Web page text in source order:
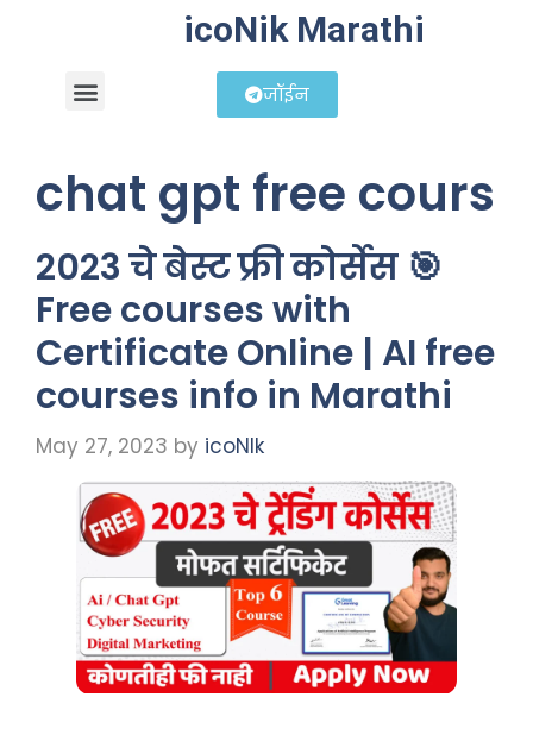
icoNik Marathi
जॉईन
chat gpt free cours
2023 चे बेस्ट फ्री कोर्सेस 🎯
Free courses with
Certificate Online | AI free
courses info in Marathi
May 27, 2023 by icoNIk